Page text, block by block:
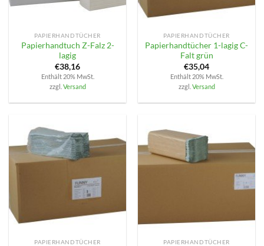
PAPIERHANDTÜCHER
Papierhandtuch Z-Falz 2-
lagig
€38,16
Enthält 20% MwSt.
zzgl. Versand
PAPIERHANDTÜCHER
Papierhandtücher 1-lagig C-
Falt grün
€35,04
Enthält 20% MwSt.
zzgl. Versand
PAPIERHANDTÜCHER PAPIERHANDTÜCHER